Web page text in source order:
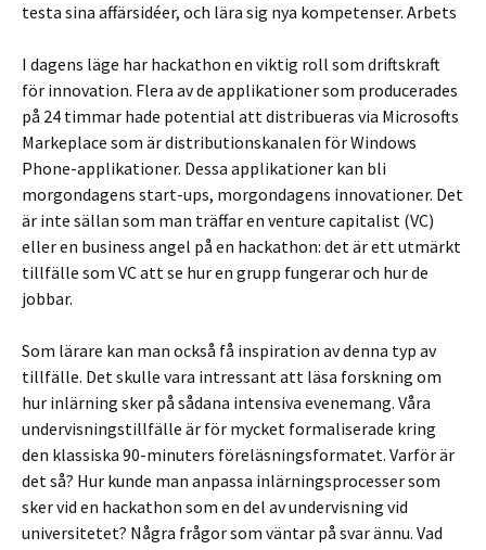
testa sina affärsidéer, och lära sig nya kompetenser. Arbets
I dagens läge har hackathon en viktig roll som driftskraft
för innovation. Flera av de applikationer som producerades
på 24 timmar hade potential att distribueras via Microsofts
Markeplace som är distributionskanalen för Windows
Phone-applikationer. Dessa applikationer kan bli
morgondagens start-ups, morgondagens innovationer. Det
är inte sällan som man träffar en venture capitalist (VC)
eller en business angel på en hackathon: det är ett utmärkt
tillfälle som VC att se hur en grupp fungerar och hur de
jobbar.
Som lärare kan man också få inspiration av denna typ av
tillfälle. Det skulle vara intressant att läsa forskning om
hur inlärning sker på sådana intensiva evenemang. Våra
undervisningstillfälle är för mycket formaliserade kring
den klassiska 90-minuters föreläsningsformatet. Varför är
det så? Hur kunde man anpassa inlärningsprocesser som
sker vid en hackathon som en del av undervisning vid
universitetet? Några frågor som väntar på svar ännu. Vad